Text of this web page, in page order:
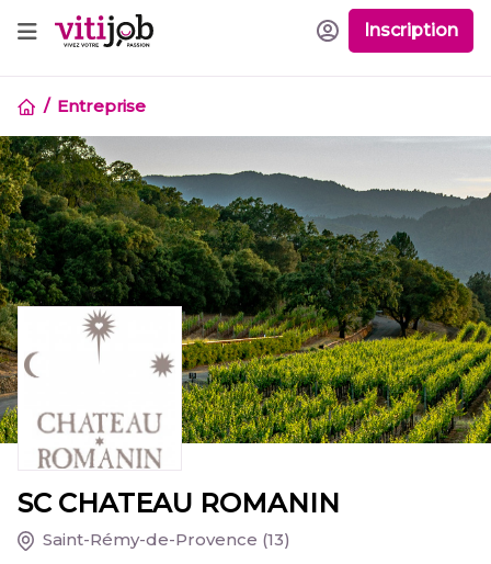
Inscription
Entreprise
SC CHATEAU ROMANIN
Saint-Rémy-de-Provence (13)